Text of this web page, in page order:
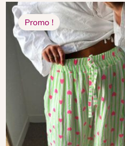
Promo !
Le
prix
initial
était :
26,00 €.
Le
prix
actuel
est :
20,80 €.